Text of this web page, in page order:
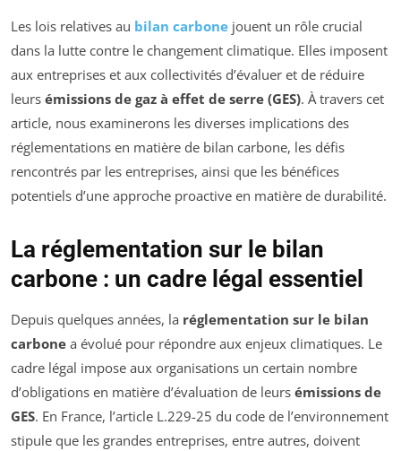
Les lois relatives au bilan carbone jouent un rôle crucial
dans la lutte contre le changement climatique. Elles imposent
aux entreprises et aux collectivités d’évaluer et de réduire
leurs émissions de gaz à effet de serre (GES). À travers cet
article, nous examinerons les diverses implications des
réglementations en matière de bilan carbone, les défis
rencontrés par les entreprises, ainsi que les bénéfices
potentiels d’une approche proactive en matière de durabilité.
La réglementation sur le bilan
carbone : un cadre légal essentiel
Depuis quelques années, la réglementation sur le bilan
carbone a évolué pour répondre aux enjeux climatiques. Le
cadre légal impose aux organisations un certain nombre
d’obligations en matière d’évaluation de leurs émissions de
GES. En France, l’article L.229-25 du code de l’environnement
stipule que les grandes entreprises, entre autres, doivent